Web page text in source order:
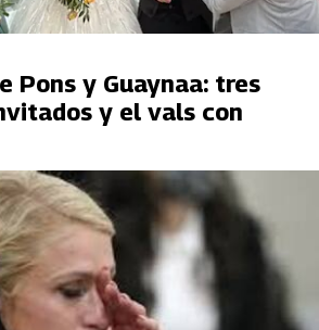
Pons y Guaynaa: tres
y el vals con